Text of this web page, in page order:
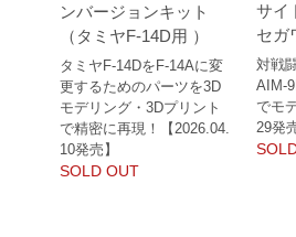
ンバージョンキット
（タミヤF-14D用 ）
タミヤF-14DをF-14Aに変
更するためのパーツを3D
モデリング・3Dプリント
で精密に再現！【2026.04.
10発売】
SOLD OUT
サイ
セガ
対戦
AIM-
でモ
29発